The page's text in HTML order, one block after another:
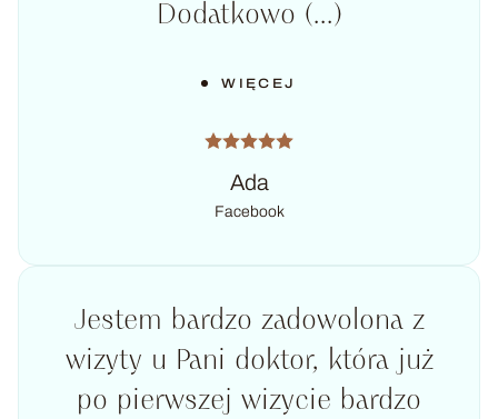
Dodatkowo (...)
WIĘCEJ
Ada
Facebook
Jestem bardzo zadowolona z
wizyty u Pani doktor, która już
po pierwszej wizycie bardzo